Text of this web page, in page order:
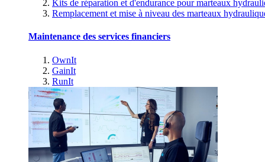
Kits de réparation et d'endurance pour marteaux
Remplacement et mise à niveau des marteaux
Maintenance des services financiers
OwnIt
GainIt
RunIt